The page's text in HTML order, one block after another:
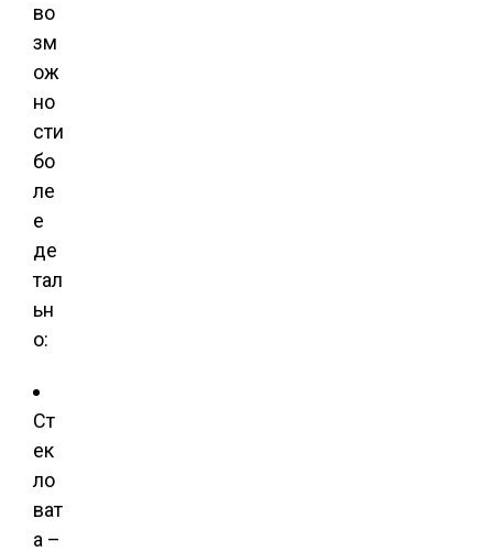
во
зм
ож
но
сти
бо
ле
е
де
тал
ьн
о:
Ст
ек
ло
ват
а –